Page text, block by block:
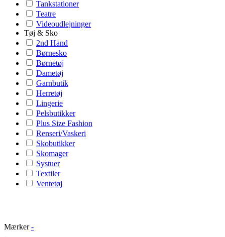
Tankstationer
Teatre
Videoudlejninger
Tøj & Sko
2nd Hand
Børnesko
Børnetøj
Dametøj
Garnbutik
Herretøj
Lingerie
Pelsbutikker
Plus Size Fashion
Renseri/Vaskeri
Skobutikker
Skomager
Systuer
Textiler
Ventetøj
Mærker -